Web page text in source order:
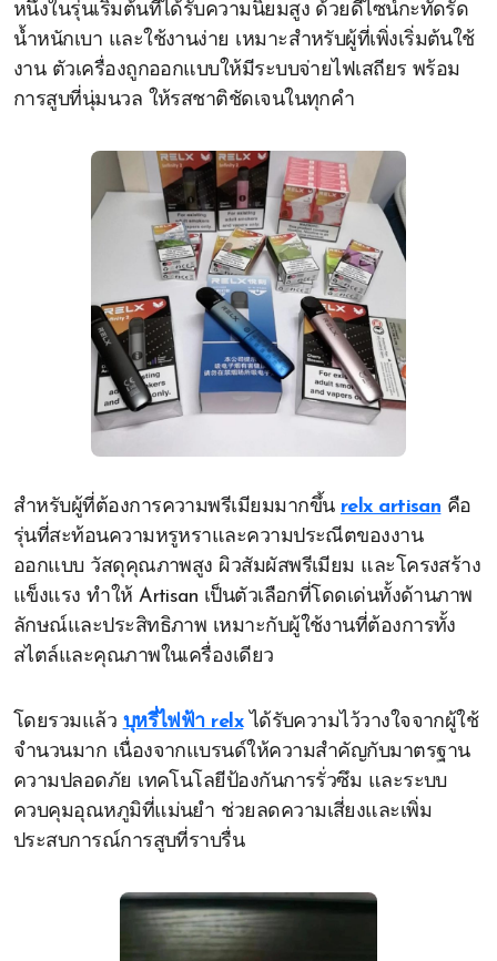
หนึ่งในรุ่นเริ่มต้นที่ได้รับความนิยมสูง ด้วยดีไซน์กะทัดรัด
น้ำหนักเบา และใช้งานง่าย เหมาะสำหรับผู้ที่เพิ่งเริ่มต้นใช้
งาน ตัวเครื่องถูกออกแบบให้มีระบบจ่ายไฟเสถียร พร้อม
การสูบที่นุ่มนวล ให้รสชาติชัดเจนในทุกคำ
สำหรับผู้ที่ต้องการความพรีเมียมมากขึ้น relx artisan คือ
รุ่นที่สะท้อนความหรูหราและความประณีตของงาน
ออกแบบ วัสดุคุณภาพสูง ผิวสัมผัสพรีเมียม และโครงสร้าง
แข็งแรง ทำให้ Artisan เป็นตัวเลือกที่โดดเด่นทั้งด้านภาพ
ลักษณ์และประสิทธิภาพ เหมาะกับผู้ใช้งานที่ต้องการทั้ง
สไตล์และคุณภาพในเครื่องเดียว
โดยรวมแล้ว บุหรี่ไฟฟ้า relxได้รับความไว้วางใจจากผู้ใช้
จำนวนมาก เนื่องจากแบรนด์ให้ความสำคัญกับมาตรฐาน
ความปลอดภัย เทคโนโลยีป้องกันการรั่วซึม และระบบ
ควบคุมอุณหภูมิที่แม่นยำ ช่วยลดความเสี่ยงและเพิ่ม
ประสบการณ์การสูบที่ราบรื่น